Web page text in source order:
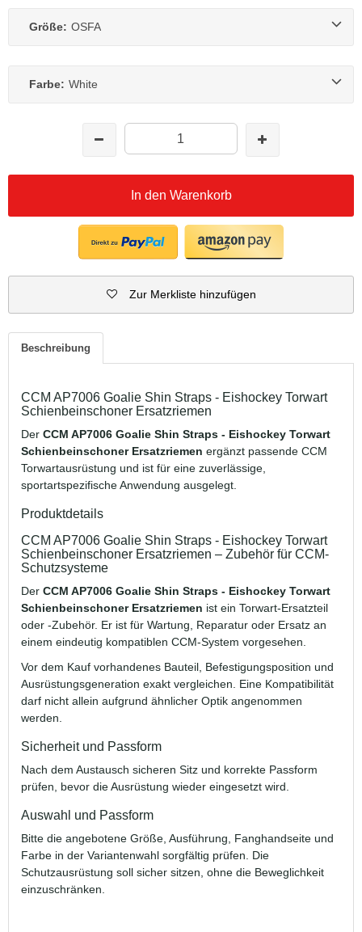
Größe: OSFA
Farbe: White
In den Warenkorb
Zur Merkliste hinzufügen
Beschreibung
CCM AP7006 Goalie Shin Straps - Eishockey Torwart
Schienbeinschoner Ersatzriemen
Der CCM AP7006 Goalie Shin Straps - Eishockey Torwart
Schienbeinschoner Ersatzriemen ergänzt passende CCM
Torwartausrüstung und ist für eine zuverlässige,
sportartspezifische Anwendung ausgelegt.
Produktdetails
CCM AP7006 Goalie Shin Straps - Eishockey Torwart
Schienbeinschoner Ersatzriemen – Zubehör für CCM-
Schutzsysteme
Der CCM AP7006 Goalie Shin Straps - Eishockey Torwart
Schienbeinschoner Ersatzriemen ist ein Torwart-Ersatzteil
oder -Zubehör. Er ist für Wartung, Reparatur oder Ersatz an
einem eindeutig kompatiblen CCM-System vorgesehen.
Vor dem Kauf vorhandenes Bauteil, Befestigungsposition und
Ausrüstungsgeneration exakt vergleichen. Eine Kompatibilität
darf nicht allein aufgrund ähnlicher Optik angenommen
werden.
Sicherheit und Passform
Nach dem Austausch sicheren Sitz und korrekte Passform
prüfen, bevor die Ausrüstung wieder eingesetzt wird.
Auswahl und Passform
Bitte die angebotene Größe, Ausführung, Fanghandseite und
Farbe in der Variantenwahl sorgfältig prüfen. Die
Schutzausrüstung soll sicher sitzen, ohne die Beweglichkeit
einzuschränken.